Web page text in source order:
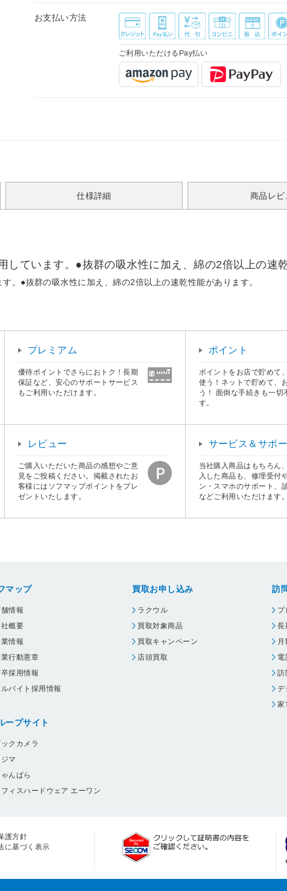
お支払い方法
ご利用いただけるPay払い
仕様詳細 商品レビ
しています。●抜群の吸水性に加え、綿の2倍以上の速
。●抜群の吸水性に加え、綿の2倍以上の速乾性能があります。
プレミアム
優待ポイントでさらにおトク！長期
保証など、安心のサポートサービス
もご利用いただけます。
ポイント
ポイントをお店で貯めて
使う！ネットで貯めて、
う！ 面倒な手続きも一切
す。
レビュー
ご購入いただいた商品の感想やご意
見をご投稿ください。掲載されたお
客様にはソフマップポイントをプレ
ゼントいたします。
サービス＆サポー
当社購入商品はもちろん
入した商品も、修理受付
ン・スマホのサポート、
などご利用いただけます。
マップ
舗情報
概要
情報
行動憲章
卒採用情報
ルバイト採用情報
ープサイト
ックカメラ
ジマ
ゃんぱら
フィスハードウェア エーワン
買取お申し込み
ラクウル
買取対象商品
買取キャンペーン
店頭買取
訪
プ
長
月
電
訪
デ
家
護方針
に基づく表示